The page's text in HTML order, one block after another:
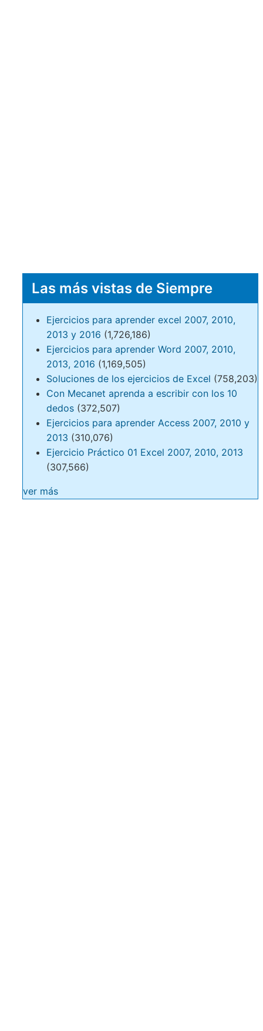
Las más vistas de Siempre
Ejercicios para aprender excel 2007, 2010,
2013 y 2016 (1,726,186)
Ejercicios para aprender Word 2007, 2010,
2013, 2016 (1,169,505)
Soluciones de los ejercicios de Excel (758,203)
Con Mecanet aprenda a escribir con los 10
dedos (372,507)
Ejercicios para aprender Access 2007, 2010 y
2013 (310,076)
Ejercicio Práctico 01 Excel 2007, 2010, 2013
(307,566)
ver más